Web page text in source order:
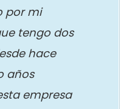
por mi
tengo dos
hace
años
empresa